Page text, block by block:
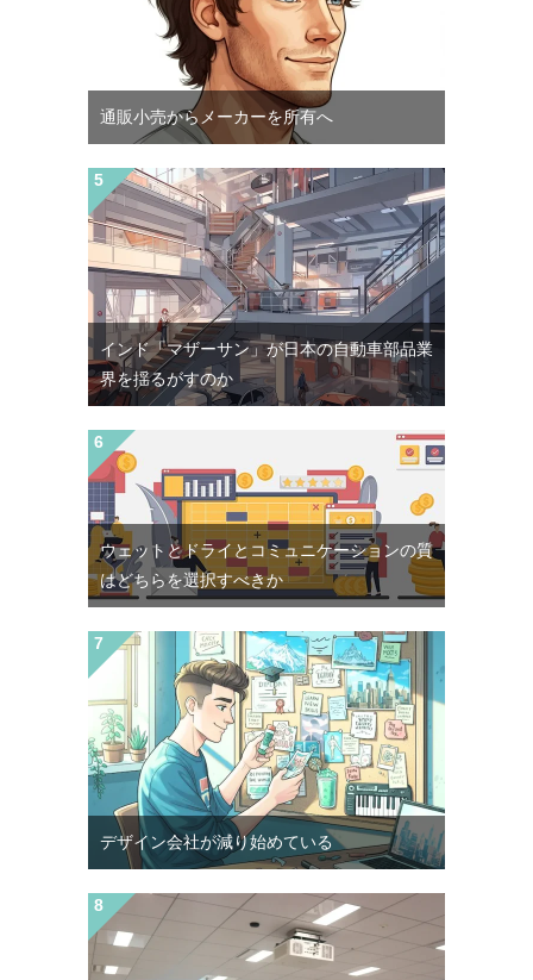
通販小売からメーカーを所有へ
インド「マザーサン」が日本の自動車部品業
界を揺るがすのか
ウェットとドライとコミュニケーションの質
はどちらを選択すべきか
デザイン会社が減り始めている